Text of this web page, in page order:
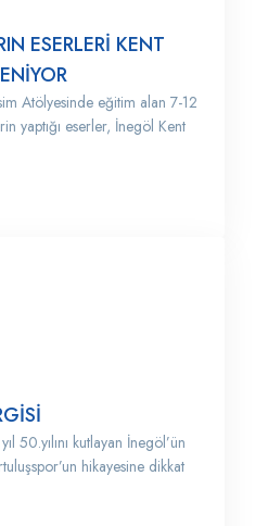
ESERLERİ KENT
Atölyesinde eğitim alan 7-12
yaptığı eserler, İnegöl Kent
50.yılını kutlayan İnegöl’ün
hikayesine dikkat